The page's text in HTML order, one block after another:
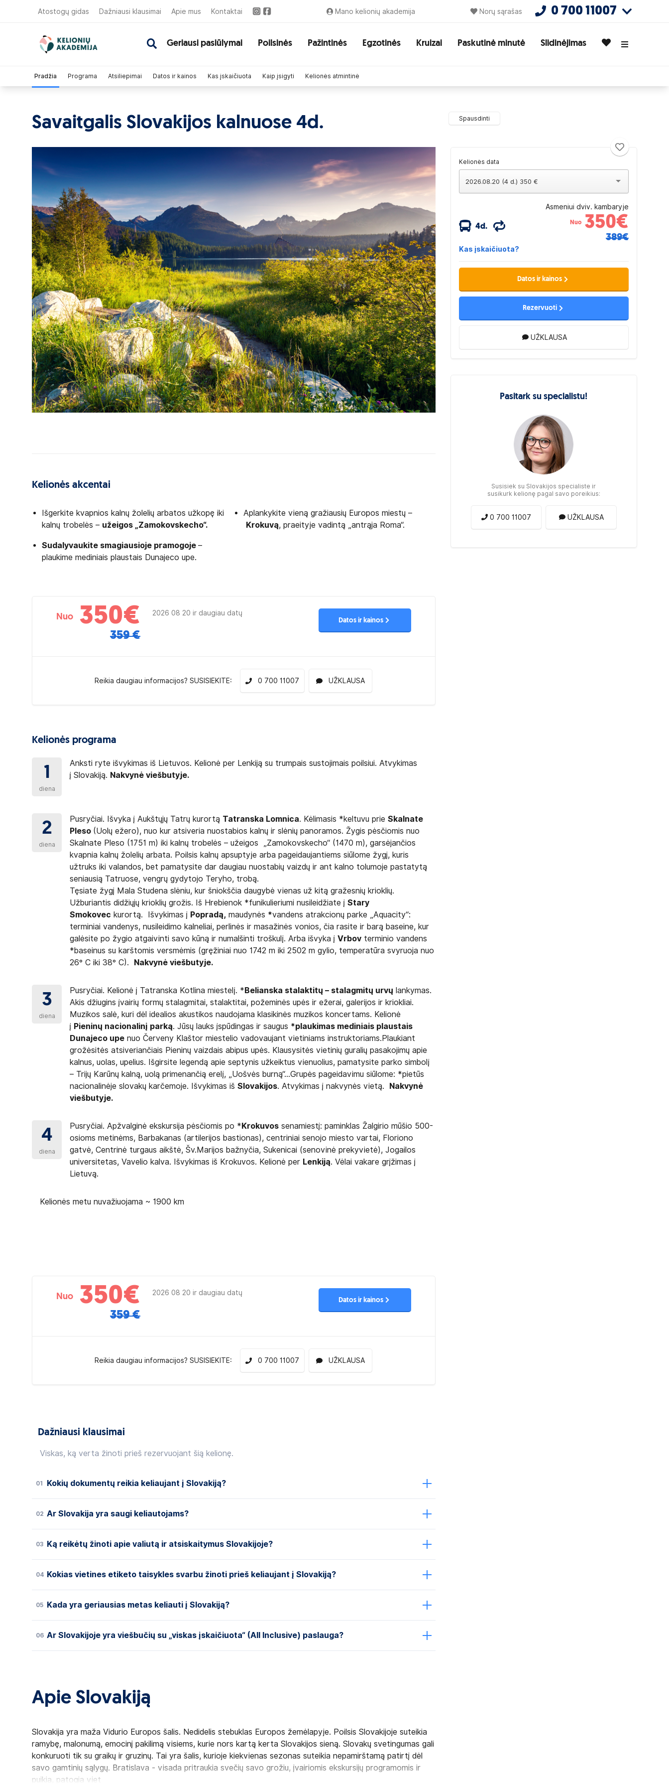
Atostogų gidas Dažniausi klausimai Apie mus Kontaktai Mano kelionių akademija Norų sąrašas 0 700 11007
Geriausi pasiūlymai Poilsinės Pažintinės Egzotinės Kruizai Paskutinė minutė Slidinėjimas
Savaitgalis Slovakijos kalnuose 4d. Spausdinti
Pradžia Programa Atsiliepimai Datos ir kainos Kas įskaičiuota Kaip įsigyti Kelionės atmintinė
Kelionės akcentai
Išgerkite kvapnios kalnų žolelių arbatos užkopę iki
kalnų trobelės – užeigos „Zamokovskecho“.
Sudalyvaukite smagiausioje pramogoje –
plaukime mediniais plaustais Dunajeco upe.
Aplankykite vieną gražiausių Europos miestų –
Krokuvą, praeityje vadintą „antrąja Roma“.
Nuo 350€
359 €
2026 08 20 ir daugiau datų
Datos ir kainos
Reikia daugiau informacijos? SUSISIEKITE: 0 700 11007 UŽKLAUSA
Kelionės programa
1
diena
Anksti ryte išvykimas iš Lietuvos. Kelionė per Lenkiją su trumpais sustojimais poilsiui. Atvykimas
įSlovakiją. Nakvynė viešbutyje.
2
diena
Pusryčiai. Išvyka į Aukštųjų Tatrų kurortą Tatranska Lomnica. Kėlimasis *keltuvu prieSkalnate
Pleso (Uolų ežero), nuo kur atsiveria nuostabios kalnų ir slėnių panoramos. Žygis pėsčiomis nuo
Skalnate Pleso (1751 m) iki kalnų trobelės – užeigos „Zamokovskecho“ (1470 m), garsėjančios
kvapnia kalnų žolelių arbata. Poilsis kalnų apsuptyje arba pageidaujantiems siūlome žygį, kuris
užtruks iki valandos, bet pamatysite dar daugiau nuostabių vaizdų ir ant kalno tolumoje pastatytą
seniausią Tatruose, vengrų gydytojo Teryho, trobą.
Tęsiate žygį Mala Studena slėniu, kur šniokščia daugybė vienas už kitą gražesnių krioklių.
Užburiantis didžiųjų krioklių grožis. Iš Hrebienok *funikulieriumi nusileidžiate įStary
Smokovec kurortą. Išvykimas į Popradą, maudynės *vandens atrakcionų parke „Aquacity“:
terminiai vandenys, nusileidimo kalneliai, perlinės ir masažinės vonios, čia rasite ir barą baseine, kur
galėsite po žygio atgaivinti savo kūną ir numalšinti troškulį. Arba išvyka įVrbov terminio vandens
*baseinus su karštomis versmėmis (gręžiniai nuo 1742 m iki 2502 m gylio, temperatūra svyruoja nuo
26° C iki 38° C). Nakvynė viešbutyje.
3
diena
Pusryčiai. Kelionė į Tatranska Kotlina miestelį. *Belianska stalaktitų – stalagmitų urvų lankymas.
Akis džiugins įvairių formų stalagmitai, stalaktitai, požeminės upės ir ežerai, galerijos ir kriokliai.
Muzikos salė, kuri dėl idealios akustikos naudojama klasikinės muzikos koncertams. Kelionė
į Pieninų nacionalinį parką. Jūsų lauks įspūdingas ir saugus *plaukimas mediniais plaustais
Dunajeco upe nuo Červeny Klaštor miestelio vadovaujant vietiniams instruktoriams.Plaukiant
grožėsitės atsiveriančiais Pieninų vaizdais abipus upės. Klausysitės vietinių guralių pasakojimų apie
kalnus, uolas, upelius. Išgirsite legendą apie septynis užkeiktus vienuolius, pamatysite parko simbolį
– Trijų Karūnų kalną, uolą primenančią erelį, „Uošvės burną“...Grupės pageidavimu siūlome: *pietūs
nacionalinėje slovakų karčemoje. Išvykimas išSlovakijos. Atvykimas į nakvynės vietą. Nakvynė
viešbutyje.
4
diena
Pusryčiai. Apžvalginė ekskursija pėsčiomis po *Krokuvos senamiestį: paminklas Žalgirio mūšio 500-
osioms metinėms, Barbakanas (artilerijos bastionas), centriniai senojo miesto vartai, Floriono
gatvė, Centrinė turgaus aikštė, Šv.Marijos bažnyčia, Sukenicai (senovinė prekyvietė), Jogailos
universitetas, Vavelio kalva. Išvykimas iš Krokuvos. Kelionė per Lenkiją. Vėlai vakare grįžimas į
Lietuvą.
Kelionės metu nuvažiuojama ~ 1900 km
Nuo 350€
359 €
2026 08 20 ir daugiau datų
Datos ir kainos
Reikia daugiau informacijos? SUSISIEKITE: 0 700 11007 UŽKLAUSA
Dažniausi klausimai
Viskas, ką verta žinoti prieš rezervuojant šią kelionę.
01 Kokių dokumentų reikia keliaujant į Slovakiją?
02 Ar Slovakija yra saugi keliautojams?
03 Ką reikėtų žinoti apie valiutą ir atsiskaitymus Slovakijoje?
04 Kokias vietines etiketo taisykles svarbu žinoti prieš keliaujant į Slovakiją?
05 Kada yra geriausias metas keliauti į Slovakiją?
06 Ar Slovakijoje yra viešbučių su „viskas įskaičiuota“ (All Inclusive) paslauga?
Apie Slovakiją
Slovakija yra maža Vidurio Europos šalis. Nedidelis stebuklas Europos žemėlapyje. Poilsis Slovakijoje suteikia
ramybę, malonumą, emocinį pakilimą visiems, kurie nors kartą kerta Slovakijos sieną. Slovakų svetingumas gali
konkuruoti tik su graikų ir gruzinų. Tai yra šalis, kurioje kiekvienas sezonas suteikia nepamirštamą patirtį dėl
savo gamtinių sąlygų. Bratislava - visada pritraukia svečių savo grožiu, įvairiomis ekskursijų programomis ir
puikia, patogia viet
Kelionės data
2026.08.20 (4 d.) 350 €
Asmeniui dviv. kambaryje
4d.
Nuo 350€
389€
Kas įskaičiuota?
Datos ir kainos
Rezervuoti
UŽKLAUSA
Pasitark su specialistu!
Susisiek su Slovakijos specialiste ir
susikurk kelionę pagal savo poreikius:
0 700 11007 UŽKLAUSA